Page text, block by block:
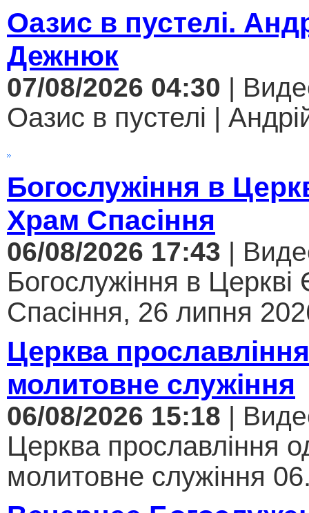
Оазис в пустелі.
Дежнюк
07/08/2026 04:30 |
Оазис в пустелі |
Богослужіння в
Храм Спасіння
06/08/2026 17:43 |
Богослужіння в
Спасіння, 26 липня
Церква
молитовне служіння
06/08/2026 15:18 |
Церква прославління
молитовне служіння